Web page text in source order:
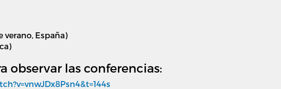
verano, España)
observar las conferencias: